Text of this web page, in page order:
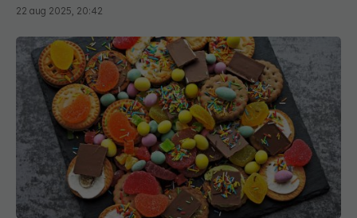
22 aug 2025, 20:42